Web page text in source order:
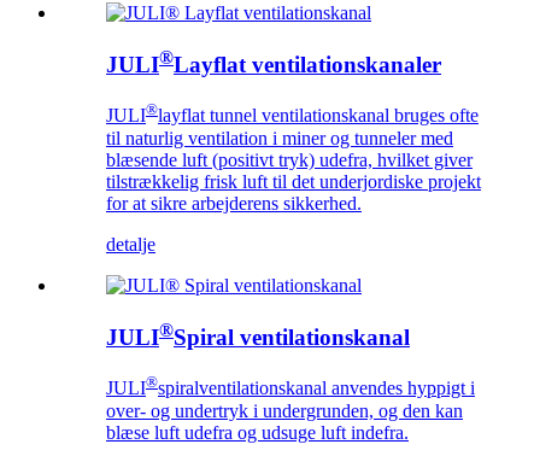
JULI®Layflat ventilationskanaler
JULI®layflat tunnel ventilationskanal bruges ofte
til naturlig ventilation i miner og tunneler med
blæsende luft (positivt tryk) udefra, hvilket giver
tilstrækkelig frisk luft til det underjordiske projekt
for at sikre arbejderens sikkerhed.
detalje
JULI®Spiral ventilationskanal
JULI®spiralventilationskanal anvendes hyppigt i
over- og undertryk i undergrunden, og den kan
blæse luft udefra og udsuge luft indefra.